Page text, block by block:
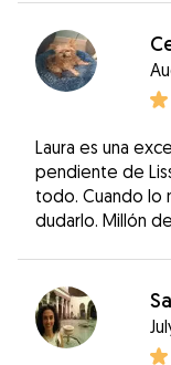
Laura es una
pendiente de
todo. Cuando lo
dudarlo. Millón